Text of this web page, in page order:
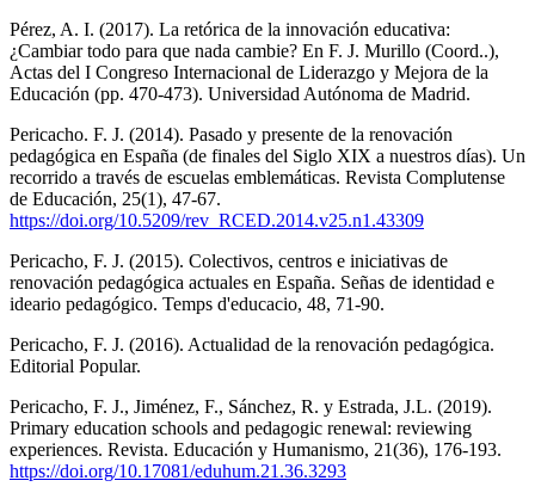
Pérez, A. I. (2017). La retórica de la innovación educativa:
¿Cambiar todo para que nada cambie? En F. J. Murillo (Coord..),
Actas del I Congreso Internacional de Liderazgo y Mejora de la
Educación (pp. 470-473). Universidad Autónoma de Madrid.
Pericacho. F. J. (2014). Pasado y presente de la renovación
pedagógica en España (de finales del Siglo XIX a nuestros días). Un
recorrido a través de escuelas emblemáticas. Revista Complutense
de Educación, 25(1), 47-67.
https://doi.org/10.5209/rev_RCED.2014.v25.n1.43309
Pericacho, F. J. (2015). Colectivos, centros e iniciativas de
renovación pedagógica actuales en España. Señas de identidad e
ideario pedagógico. Temps d'educacio, 48, 71-90.
Pericacho, F. J. (2016). Actualidad de la renovación pedagógica.
Editorial Popular.
Pericacho, F. J., Jiménez, F., Sánchez, R. y Estrada, J.L. (2019).
Primary education schools and pedagogic renewal: reviewing
experiences. Revista. Educación y Humanismo, 21(36), 176-193.
https://doi.org/10.17081/eduhum.21.36.3293